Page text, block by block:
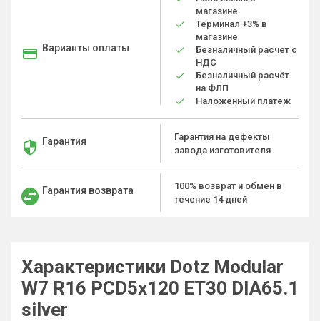
Варианты оплаты
магазине
Терминал +3% в
магазине
Безналичный расчет с
НДС
Безналичный расчёт
на ФЛП
Наложенный платеж
Гарантия
Гарантия на дефекты
завода изготовителя
Гарантия возврата
100% возврат и обмен в
течение 14 дней
Характеристики Dotz Modular
W7 R16 PCD5x120 ET30 DIA65.1
silver